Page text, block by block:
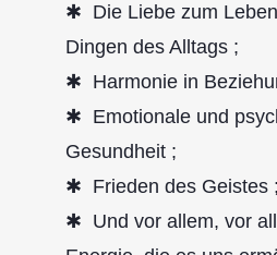
Die Liebe zum
Dingen des Alltags ;
Harmonie in
Emotionale und
Gesundheit ;
Frieden des Geistes ;
Und vor allem, vor